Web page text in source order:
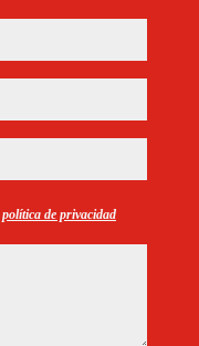
política de privacidad